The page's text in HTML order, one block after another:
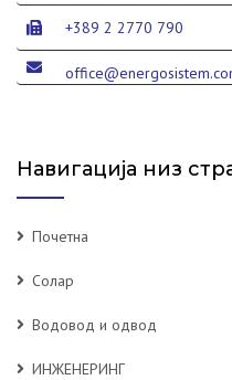
+389 2 2770 790
Навигација низ
Почетна
Солар
Водовод и одвод
ИНЖЕНЕРИНГ